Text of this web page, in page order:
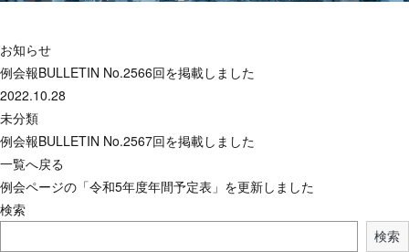
お知らせ
例会報BULLETIN No.2566回を掲載しました
2022.10.28
未分類
例会報BULLETIN No.2567回を掲載しました
一覧へ戻る
例会ページの「令和5年度年間予定表」を更新しました
検索
検索